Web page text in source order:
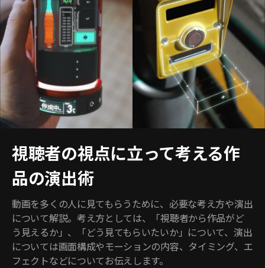
視聴者の視点に立って考える作
品の演出術
動画を多くの人に見てもらうために、必要な考え方や演出
について解説。考え方としては、「視聴者から作品がど
う見えるか」、「どう見てもらいたいか」について、演出
については画面構成やモーションの内容、タイミング、エ
フェクトなどについてお伝えします。